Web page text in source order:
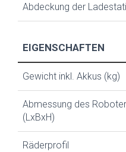
Abdeckung der
EIGENSCHAFTEN
Gewicht inkl. Akkus (kg)
Abmessung des
(LxBxH)
Räderprofil